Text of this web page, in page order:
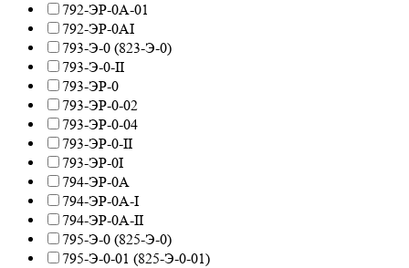
792-ЭР-0А-01
792-ЭР-0АI
793-Э-0 (823-Э-0)
793-Э-0-II
793-ЭР-0
793-ЭР-0-02
793-ЭР-0-04
793-ЭР-0-II
793-ЭР-0I
794-ЭР-0А
794-ЭР-0А-I
794-ЭР-0А-II
795-Э-0 (825-Э-0)
795-Э-0-01 (825-Э-0-01)